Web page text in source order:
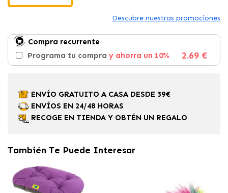
Descubre nuestras promociones
Compra recurrente
Programa tu compra y ahorra un 10% 2.69 €
ENVÍO GRATUITO A CASA DESDE 39€
ENVÍOS EN 24/48 HORAS
RECOGE EN TIENDA Y OBTÉN UN REGALO
También Te Puede Interesar